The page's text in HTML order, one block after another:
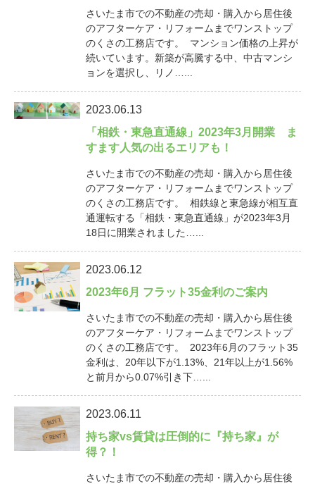
さいたま市での不動産の売却・購入から居住後
のアフターケア・リフォームまでワンストップ
のくさの工務店です。 マンション価格の上昇が
続いています。新築が高騰する中、中古マンシ
ョンを選択し、リノ…...
2023.06.13
「相鉄・東急直通線」2023年3月開業 ま
すます人気の出るエリアも！
さいたま市での不動産の売却・購入から居住後
のアフターケア・リフォームまでワンストップ
のくさの工務店です。 相鉄線と東急線が相互直
通運転する「相鉄・東急直通線」が2023年3月
18日に開業されました…...
2023.06.12
2023年6月 フラット35金利のご案内
さいたま市での不動産の売却・購入から居住後
のアフターケア・リフォームまでワンストップ
のくさの工務店です。 2023年6月のフラット35
金利は、20年以下が1.13%、21年以上が1.56%
と前月から0.07%引き下…...
2023.06.11
持ち家vs賃貸は圧倒的に『持ち家』が
得？！
さいたま市での不動産の売却・購入から居住後